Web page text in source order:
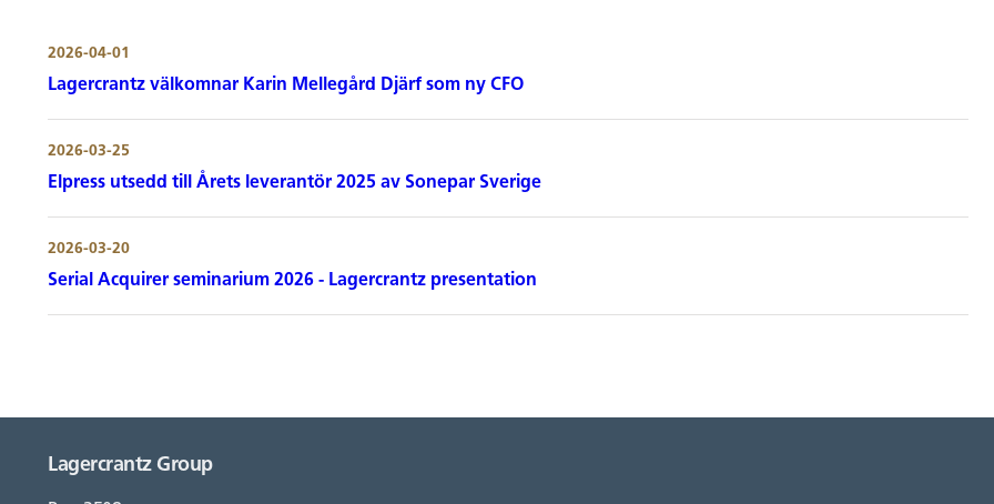
2026-04-01
Lagercrantz välkomnar Karin Mellegård Djärf som ny CFO
2026-03-25
Elpress utsedd till Årets leverantör 2025 av Sonepar Sverige
2026-03-20
Serial Acquirer seminarium 2026 - Lagercrantz presentation
Lagercrantz Group